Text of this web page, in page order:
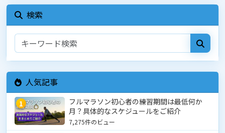
検索
人気記事
1
フルマラソン初心者の練習期間は最低何か
月？具体的なスケジュールをご紹介
7,275件のビュー